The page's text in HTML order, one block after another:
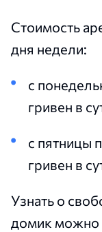
Стоимость
дня недели:
с
гривен в
с пятницы
гривен в
Узнать о
домик можно